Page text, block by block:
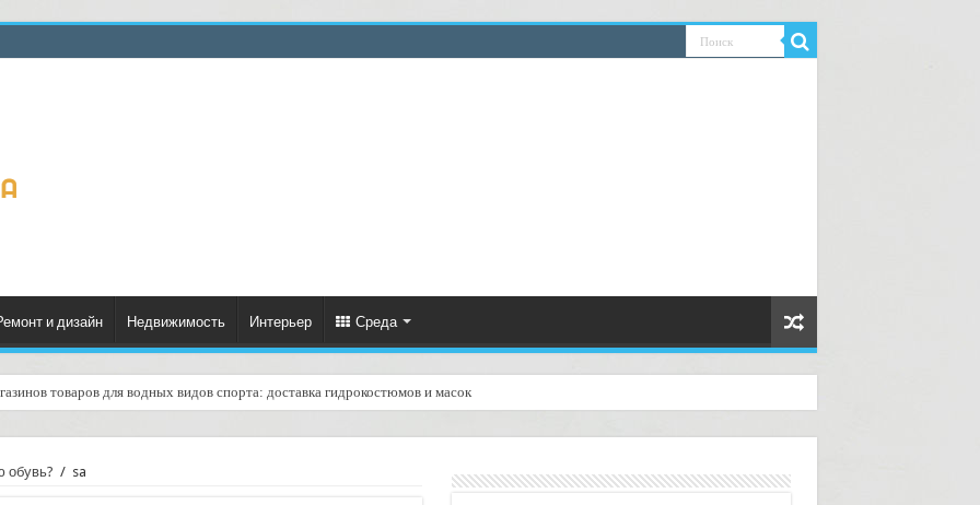
и дизайн Недвижимость Интерьер Среда
товаров для водных видов спорта: доставка гидрокостюмов и масок
обувь? / sa